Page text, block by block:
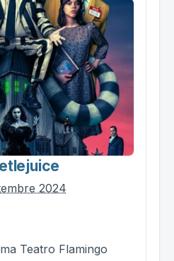
2024
Teatro Flamingo